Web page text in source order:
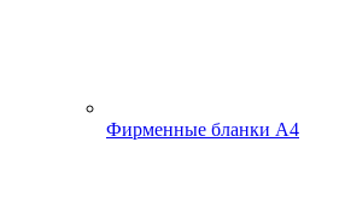
Фирменные бланки А4